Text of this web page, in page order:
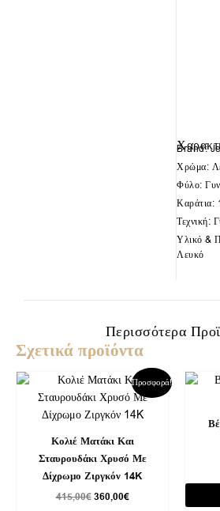
Brand:
Χρώμα:
Φύλο:
Καράτια:
Τεχνική:
Υλικό &
Λευκό
Περισσότερα
Σχετικά προϊόντα
Προσφορά!
Κολιέ Ματάκι Και
Σταυρουδάκι Χρυσό Με
Δίχρωμο Ζιργκόν 14K
415,00€
Original
was:
415,00€.
360,00€
Η
τρέχουσα
τιμή
είναι: